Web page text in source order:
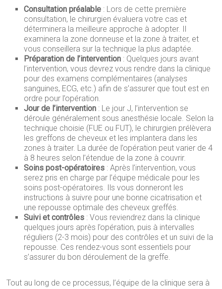
Consultation préalable : Lors de cette première
consultation, le chirurgien évaluera votre cas et
déterminera la meilleure approche à adopter. Il
examinera la zone donneuse et la zone à traiter, et
vous conseillera sur la technique la plus adaptée.
Préparation de l’intervention : Quelques jours avant
l’intervention, vous devrez vous rendre dans la clinique
pour des examens complémentaires (analyses
sanguines, ECG, etc.) afin de s’assurer que tout est en
ordre pour l’opération.
Jour de l’intervention : Le jour J, l’intervention se
déroule généralement sous anesthésie locale. Selon la
technique choisie (FUE ou FUT), le chirurgien prélèvera
les greffons de cheveux et les implantera dans les
zones à traiter. La durée de l’opération peut varier de 4
à 8 heures selon l’étendue de la zone à couvrir.
Soins post-opératoires : Après l’intervention, vous
serez pris en charge par l’équipe médicale pour les
soins post-opératoires. Ils vous donneront les
instructions à suivre pour une bonne cicatrisation et
une repousse optimale des cheveux greffés.
Suivi et contrôles : Vous reviendrez dans la clinique
quelques jours après l’opération, puis à intervalles
réguliers (2-3 mois) pour des contrôles et un suivi de la
repousse. Ces rendez-vous sont essentiels pour
s’assurer du bon déroulement de la greffe.
Tout au long de ce processus, l’équipe de la clinique sera à